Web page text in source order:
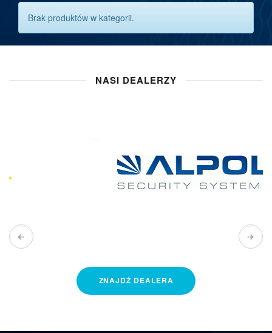
Brak produktów w kategorii.
NASI DEALERZY
ZNAJDŹ DEALERA